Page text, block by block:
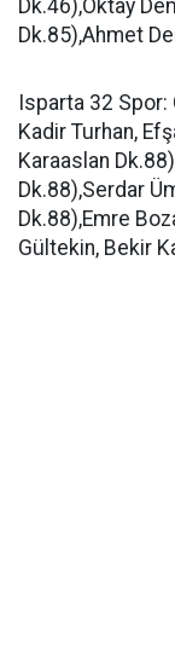
Dk.46),Oktay
Dk.85),Ahmet
Isparta 32
Kadir Turhan,
Karaaslan
Dk.88),Serdar
Dk.88),Emre
Gültekin, Bekir